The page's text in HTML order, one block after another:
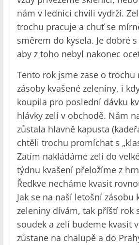
nám v lednici chvíli vydrží.
trochu pracuje a chuť se
směrem do kysela. Je dobré
aby z toho nebyl nakonec
Tento rok jsme zase o trochu
zásoby kvašené zeleniny, i
koupila pro poslední dávku
hlávky zelí v obchodě. Nám
zůstala hlavně kapusta
chtěli trochu promíchat s
Zatím nakládáme zelí do
týdnu kvašení přeložíme z
Ředkve necháme kvasit
Jak se na naší letošní zásobu
zeleniny dívám, tak příští rok
soudek a zelí budeme kvasit
zůstane na chalupě a do